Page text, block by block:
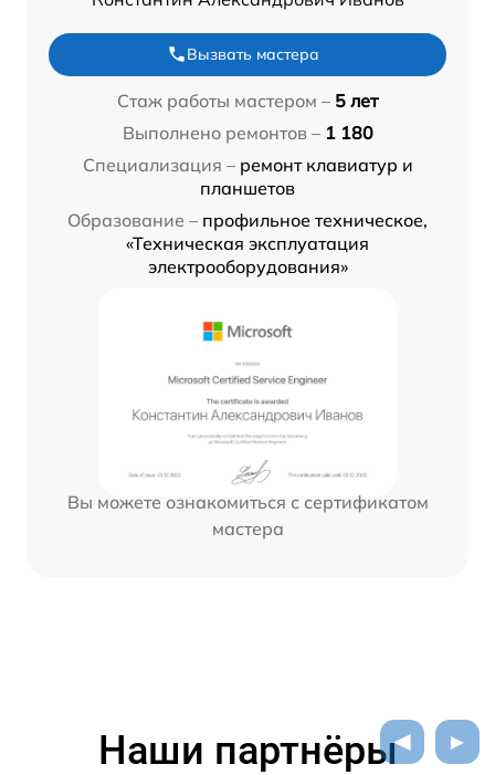
Вызвать мастера
Стаж работы мастером – 5 лет
Выполнено ремонтов – 1 180
Специализация – ремонт клавиатур и
планшетов
Образование – профильное техническое,
«Техническая эксплуатация
электрооборудования»
Вы можете ознакомиться с сертификатом
мастера
Наши партнёры